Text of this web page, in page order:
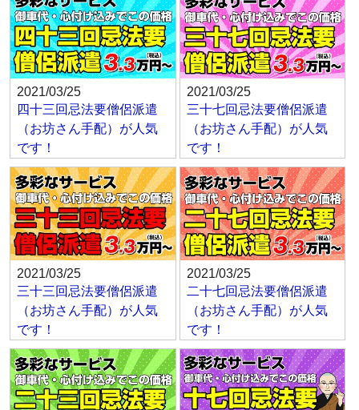
2021/03/25
四十三回忌法要僧侶派遣
（お坊さん手配）が人気
です！
2021/03/25
三十七回忌法要僧侶派遣
（お坊さん手配）が人気
です！
2021/03/25
三十三回忌法要僧侶派遣
（お坊さん手配）が人気
です！
2021/03/25
二十七回忌法要僧侶派遣
（お坊さん手配）が人気
です！